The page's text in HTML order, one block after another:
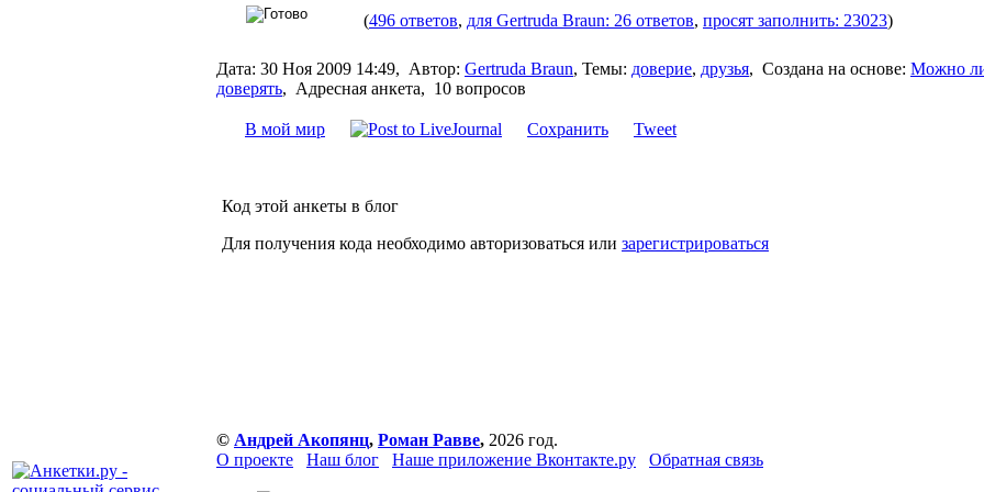
(496 ответов, для Gertruda Braun: 26 ответов, просят заполнить: 23023)
Дата: 30 Ноя 2009 14:49, Автор: Gertruda Braun, Темы: доверие, друзья, Создана на основе: Можно
доверять, Адресная анкета, 10 вопросов
В мой мир Сохранить Tweet
Код этой анкеты в блог
Для получения кода необходимо авторизоваться или зарегистрироваться
© Андрей Акопянц, Роман Равве, 2026 год.
О проекте
Наш блог Наше приложение Вконтакте.ру Обратная связь